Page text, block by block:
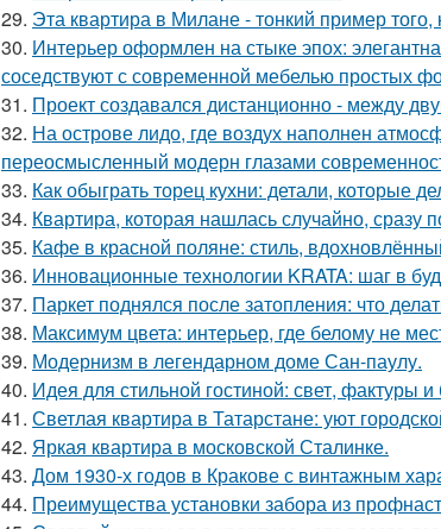
29. Эта квартира в Милане - тонкий пример
30. Интерьер оформлен на стыке эпох:
соседствуют с современной мебелью простых
31. Проект создавался дистанционно - между
32. На острове лидо, где воздух наполнен
переосмысленный модерн глазами
33. Как обыграть торец кухни: детали, которые
34. Квартира, которая нашлась случайно, сразу
35. Кафе в красной поляне: стиль,
36. Инновационные технологии KRATA: шаг в
37. Паркет поднялся после затопления: что
38. Максимум цвета: интерьер, где белому не
39. Модернизм в легендарном доме Сан-паулу.
40. Идея для стильной гостиной: свет, фактуры и
41. Светлая квартира в Татарстане: уют
42. Яркая квартира в московской Сталинке.
43. Дом 1930-х годов в Кракове с винтажным
44. Преимущества установки забора из